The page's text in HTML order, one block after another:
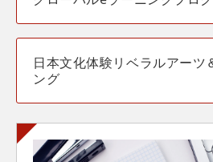
日本文化体験リベラルアーツ
ング